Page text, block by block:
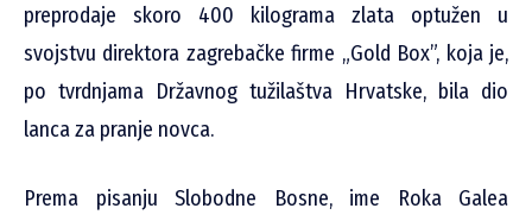
preprodaje skoro 400 kilograma zlata optužen u
svojstvu direktora zagrebačke firme „Gold Box”, koja je,
po tvrdnjama Državnog tužilaštva Hrvatske, bila dio
lanca za pranje novca.
Prema pisanju Slobodne Bosne, ime Roka Galea